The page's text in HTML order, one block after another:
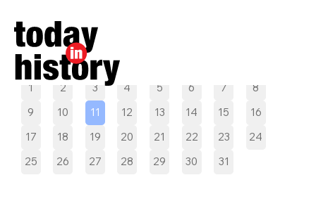
Pilih tanggal
1 2 3 4 5 6 7
8
9
10 11 12 13 14 15
16
17
18 19 20 21 22 23
24
25
26 27 28 29 30 31